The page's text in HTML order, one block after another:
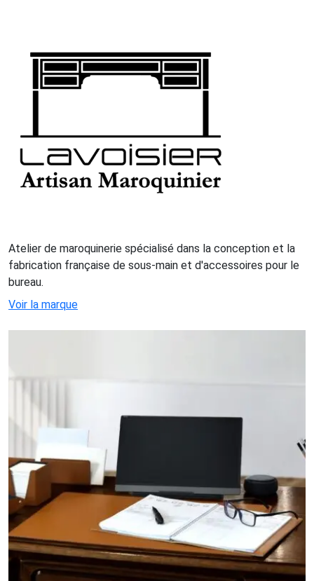
Atelier de maroquinerie spécialisé dans la conception et la
fabrication française de sous-main et d'accessoires pour le
bureau.
Voir la marque